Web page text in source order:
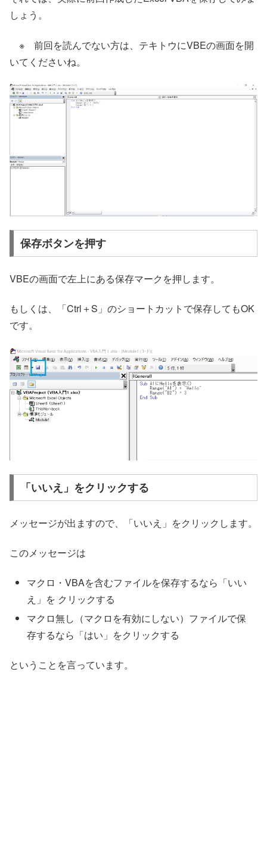
しょう。
※ 前回を読んでない方は、テキトウにVBEの画面を開
いてくださいね。
保存ボタンを押す
VBEの画面で左上にある保存マークを押します。
もしくは、「Ctrl＋S」のショートカットで保存してもOK
です。
「いいえ」をクリックする
メッセージが出ますので、「いいえ」をクリックします。
このメッセージは
マクロ・VBAを含むファイルを保存するなら「いい
え」を クリックする
マクロ無し（マクロを有効にしない）ファイルで保
存するなら「はい」をクリックする
ということを言っています。